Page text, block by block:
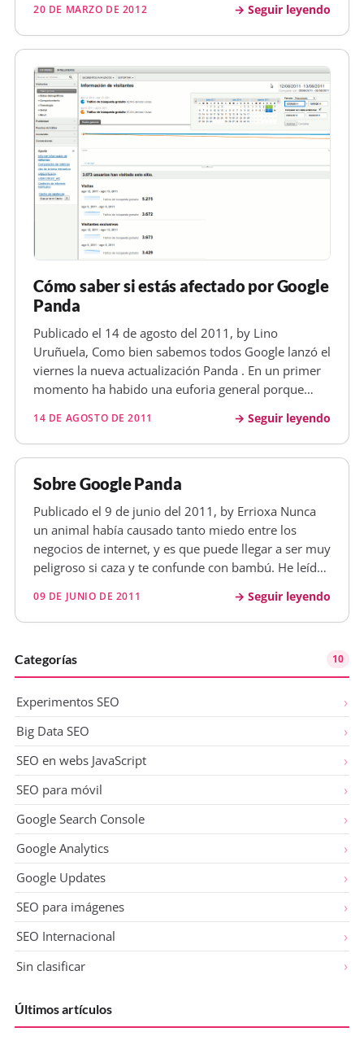
comentado en varios sitios como WMT SER o SEL Los
puntos que comenta la verdad que no son nada
nuevo keyword…
20 DE MARZO DE 2012 Seguir leyendo
Cómo saber si estás afectado por Google
Panda
Publicado el 14 de agosto del 2011, by Lino
Uruñuela, Como bien sabemos todos Google lanzó el
viernes la nueva actualización Panda . En un primer
momento ha habido una euforia general porque
comparación con días anteriores pero es que Google
Analytics ha aprovechado para c…
14 DE AGOSTO DE 2011 Seguir leyendo
Sobre Google Panda
Publicado el 9 de junio del 2011, by Errioxa Nunca
un animal había causado tanto miedo entre los
negocios de internet, y es que puede llegar a ser muy
peligroso si caza y te confunde con bambú. He leído
casos, he oído todo tipo de conjeturas, pero no he
visto a nadie…
09 DE JUNIO DE 2011 Seguir leyendo
Categorías 10
Experimentos SEO
Big Data SEO
SEO en webs JavaScript
SEO para móvil
Google Search Console
Google Analytics
Google Updates
SEO para imágenes
SEO Internacional
Sin clasificar
Últimos artículos